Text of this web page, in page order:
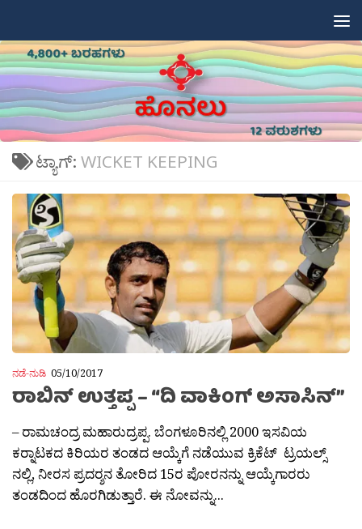
ಟ್ಯಾಗ್: WICKET KEEPING
ನಡೆ-ನುಡಿ 05/10/2017
ರಾಬಿನ್ ಉತ್ತಪ್ಪ – “ದಿ ವಾಕಿಂಗ್ ಅಸಾಸಿನ್”
– ರಾಮಚಂದ್ರ ಮಹಾರುದ್ರಪ್ಪ. ಬೆಂಗಳೂರಿನಲ್ಲಿ 2000 ಇಸವಿಯ
ಕರ‍್ನಾಟಕದ ಕಿರಿಯರ ತಂಡದ ಆಯ್ಕೆಗೆ ನಡೆಯುವ ಕ್ರಿಕೆಟ್ ಟ್ರಯಲ್ಸ್
ನಲ್ಲಿ, ನೀರಸ ಪ್ರದರ‍್ಶನ ತೋರಿದ 15ರ ಪೋರನನ್ನು ಆಯ್ಕೆಗಾರರು
ತಂಡದಿಂದ ಹೊರಗಿಡುತ್ತಾರೆ. ಈ ನೋವನ್ನು...